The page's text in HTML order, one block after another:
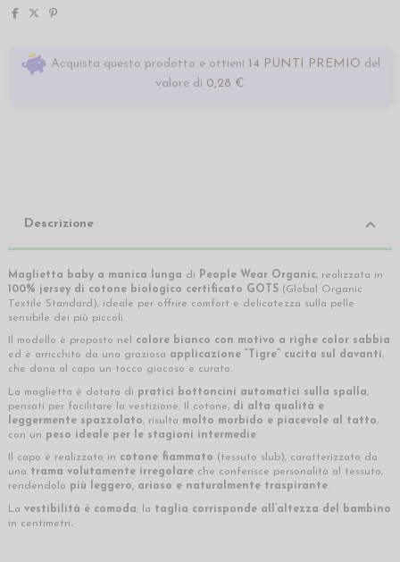
Acquista questo prodotto e ottieni 14 PUNTI PREMIO del
valore di 0,28 €
Descrizione
Maglietta baby a manica lunga di People Wear Organic, realizzata in
100% jersey di cotone biologico certificato GOTS (Global Organic
Textile Standard), ideale per offrire comfort e delicatezza sulla pelle
sensibile dei più piccoli.
Il modello è proposto nel colore bianco con motivo a righe color sabbia
ed è arricchito da una graziosa applicazione “Tigre” cucita sul davanti,
che dona al capo un tocco giocoso e curato.
La maglietta è dotata di pratici bottoncini automatici sulla spalla,
pensati per facilitare la vestizione. Il cotone, di alta qualità e
leggermente spazzolato, risulta molto morbido e piacevole al tatto,
con un peso ideale per le stagioni intermedie.
Il capo è realizzato in cotone fiammato (tessuto slub), caratterizzato da
una trama volutamente irregolare che conferisce personalità al tessuto,
rendendolo più leggero, arioso e naturalmente traspirante.
La vestibilità è comoda; la taglia corrisponde all’altezza del bambino
in centimetri.